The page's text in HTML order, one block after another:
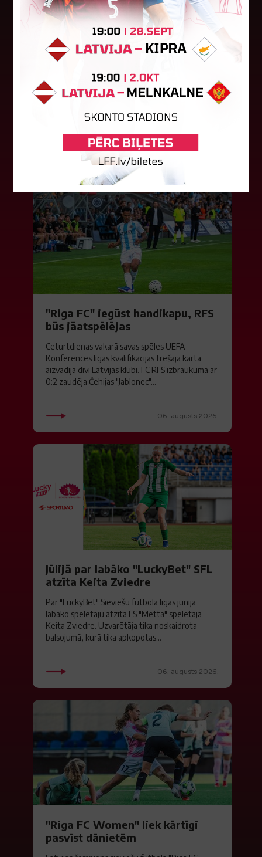
LFF DK 6. augusta lēmumi
LFF Disciplinārlietu komitejas sēdes protokols
Nr. DK 26/-38 Rīgā, 2026. gada 6. augustā.
Piedalās:Komitejas locekļi: Jevgenija
Tverjanoviča-Bore, Raivis Grīnbergs...
07. augusts 2026.
"Riga FC" iegūst handikapu, RFS
būs jāatspēlējas
Ceturtdienas vakarā savas spēles UEFA
Konferences līgas kvalifikācijas trešajā kārtā
aizvadīja divi Latvijas klubi. FC RFS izbraukumā ar
0:2 zaudēja Čehijas "Jablonec"...
06. augusts 2026.
Jūlijā par labāko "LuckyBet" SFL
atzīta Keita Zviedre
Par "LuckyBet" Sieviešu futbola līgas jūnija
labāko spēlētāju atzīta FS "Metta" spēlētāja
Keita Zviedre. Uzvarētāja tika noskaidrota
balsojumā, kurā tika apkopotas...
06. augusts 2026.
"Riga FC Women" liek kārtīgi
pasvīst dānietēm